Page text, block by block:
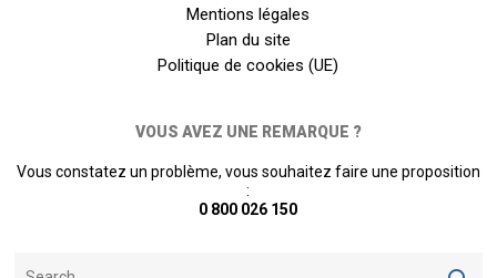
Mentions légales
Plan du site
Politique de cookies (UE)
VOUS AVEZ UNE REMARQUE ?
Vous constatez un problème, vous souhaitez faire une proposition
:
0 800 026 150